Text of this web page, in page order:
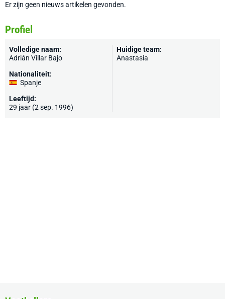
Er zijn geen nieuws artikelen gevonden.
Profiel
Volledige naam:
Adrián Villar Bajo
Nationaliteit:
Spanje
Leeftijd:
29 jaar (2 sep. 1996)
Huidige team:
Anastasia